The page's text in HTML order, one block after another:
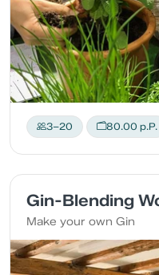
3–20 80.00 p.P.
Gin-Blending
Make your own Gin